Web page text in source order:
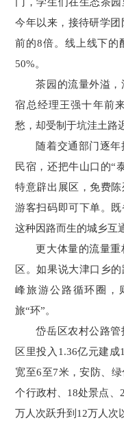
今年以来，接待研学
前的8倍。线上线下的
50%。
茶园的流量外溢
宿总经理王强十年前
愁，却受制于坑洼土路
随着交通部门逐
民宿，还把牛山口的“
特意辟出展区，免费
游客扫码即可下单。既
这种因路而生的城乡互
更大体量的流量
区。如果说大津口乡
峰旅游公路循环圈，
旅“环”。
岱岳区农村公路管
区里投入1.36亿元建
宽至6至7米，安防、
个行政村、18处景点、
万人次跃升到12万人次